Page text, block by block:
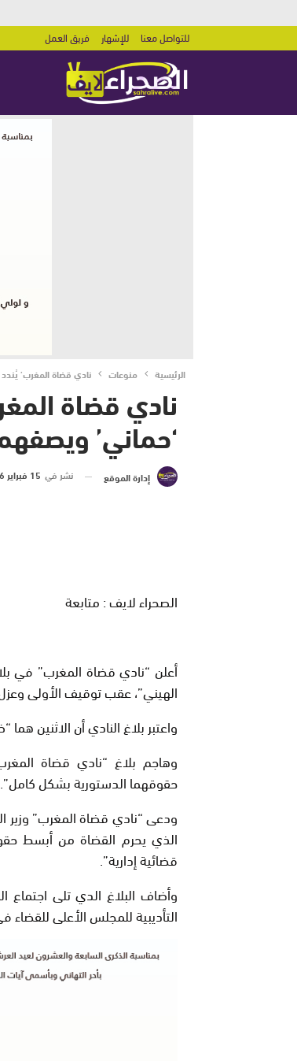
للتواصل معنا للإشهار فريق العمل
الرئيسية منوعات نادي قضاة المغرب’ يُندد
نادي قضاة
‘حماني’
إدارة الموقع نشر في 15 فبراير 2016 الساعة 12 و 51 دقيقة
الصحراء لايف : متابعة
أعلن “نادي قضاة المغرب” في
الهيني”، عقب توقيف الأولى
واعتبر بلاغ النادي أن الاثنين هما
وهاجم بلاغ “نادي قضاة
حقوقهما الدستورية بشكل كامل”.
ودعى “نادي قضاة المغرب” وزير
الذي يحرم القضاة من أبسط
قضائية إدارية”.
وأضاف البلاغ الدي تلى
التأديبية للمجلس الأعلى